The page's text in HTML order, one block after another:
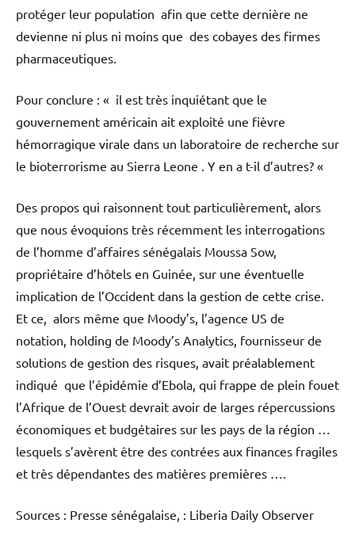
protéger leur population afin que cette dernière ne
devienne ni plus ni moins que des cobayes des firmes
pharmaceutiques.
Pour conclure : « il est très inquiétant que le
gouvernement américain ait exploité une fièvre
hémorragique virale dans un laboratoire de recherche sur
le bioterrorisme au Sierra Leone . Y en a t-il d’autres? «
Des propos qui raisonnent tout particulièrement, alors
que nous évoquions très récemment les interrogations
de l’homme d’affaires sénégalais Moussa Sow,
propriétaire d’hôtels en Guinée, sur une éventuelle
implication de l’Occident dans la gestion de cette crise.
Et ce, alors même que Moody’s, l’agence US de
notation, holding de Moody’s Analytics, fournisseur de
solutions de gestion des risques, avait préalablement
indiqué que l’épidémie d’Ebola, qui frappe de plein fouet
l’Afrique de l’Ouest devrait avoir de larges répercussions
économiques et budgétaires sur les pays de la région …
lesquels s’avèrent être des contrées aux finances fragiles
et très dépendantes des matières premières ….
Sources : Presse sénégalaise, : Liberia Daily Observer